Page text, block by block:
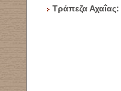
Τράπεζα Αχαΐας: